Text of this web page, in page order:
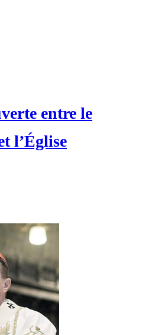
entre le
l’Église